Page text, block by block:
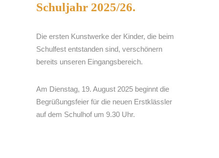
Schuljahr 2025/26.
Die ersten Kunstwerke der Kinder, die beim
Schulfest entstanden sind, verschönern
bereits unseren Eingangsbereich.
Am Dienstag, 19. August 2025 beginnt die
Begrüßungsfeier für die neuen Erstklässler
auf dem Schulhof um 9.30 Uhr.